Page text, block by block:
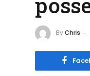
ByChris